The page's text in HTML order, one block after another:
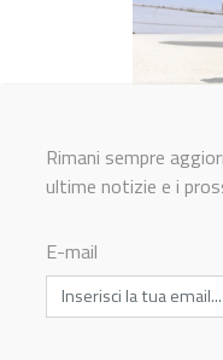
Edison
Il
e mezzo la
Rimani sempre
ultime notizie e i
E-mail